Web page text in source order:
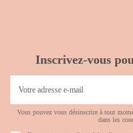
Inscrivez-vous
Vous pouvez vous désinscrire à tout
dans les